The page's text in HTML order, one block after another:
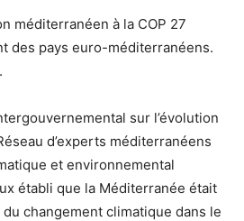
méditerranéen à la COP 27
des pays euro-méditerranéens.
.
sur l’évolution
d’experts méditerranéens
et environnemental
établi que la Méditerranée était
du changement climatique dans le